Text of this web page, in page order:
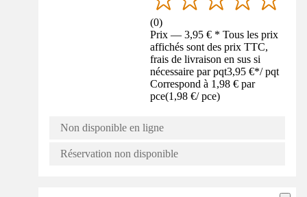
(0)
Prix — 3,95 € * Tous les prix
affichés sont des prix TTC,
frais de livraison en sus si
nécessaire par pqt3,95 €*/ pqt
Correspond à 1,98 € par
pce(1,98 €/ pce)
Non disponible en ligne
Réservation non disponible